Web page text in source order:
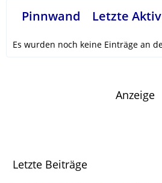
Pinnwand Letzte
Es wurden noch keine Einträge an
Anzeige
Letzte Beiträge